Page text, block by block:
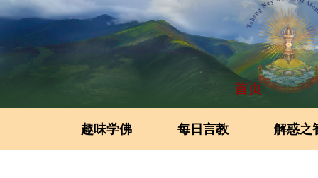
首页
趣味学佛 每日言教 解惑之